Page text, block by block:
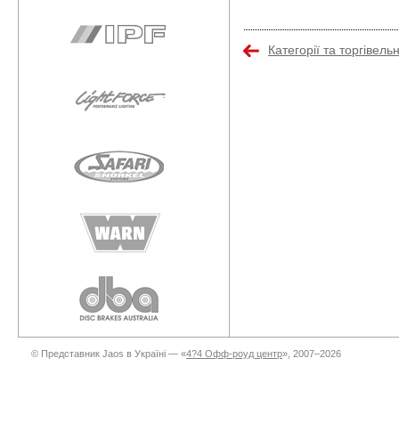
Категорії та
© Представник Jaos в Україні — «4?4 Офф-роуд центр», 2007–2026